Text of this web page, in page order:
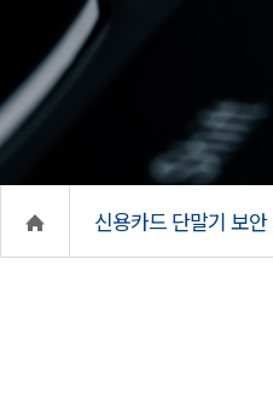
신용카드 단말기 보